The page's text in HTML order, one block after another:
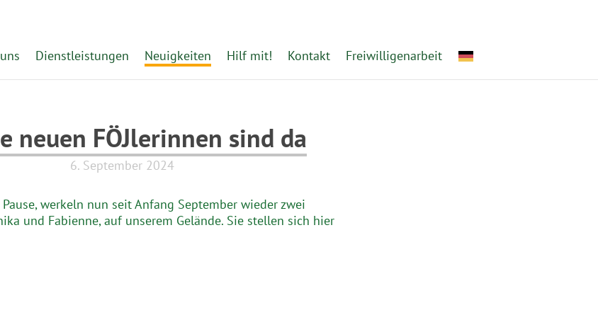
Dienstleistungen Neuigkeiten Hilf mit! Kontakt Freiwilligenarbeit
neuen FÖJlerinnen sind da
6. September 2024
Pause, werkeln nun seit Anfang September wieder zwei
und Fabienne, auf unserem Gelände. Sie stellen sich hier